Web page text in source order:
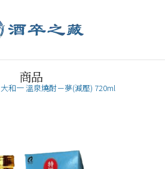
商品
大和一 溫泉燒酎－夢(減壓) 720ml